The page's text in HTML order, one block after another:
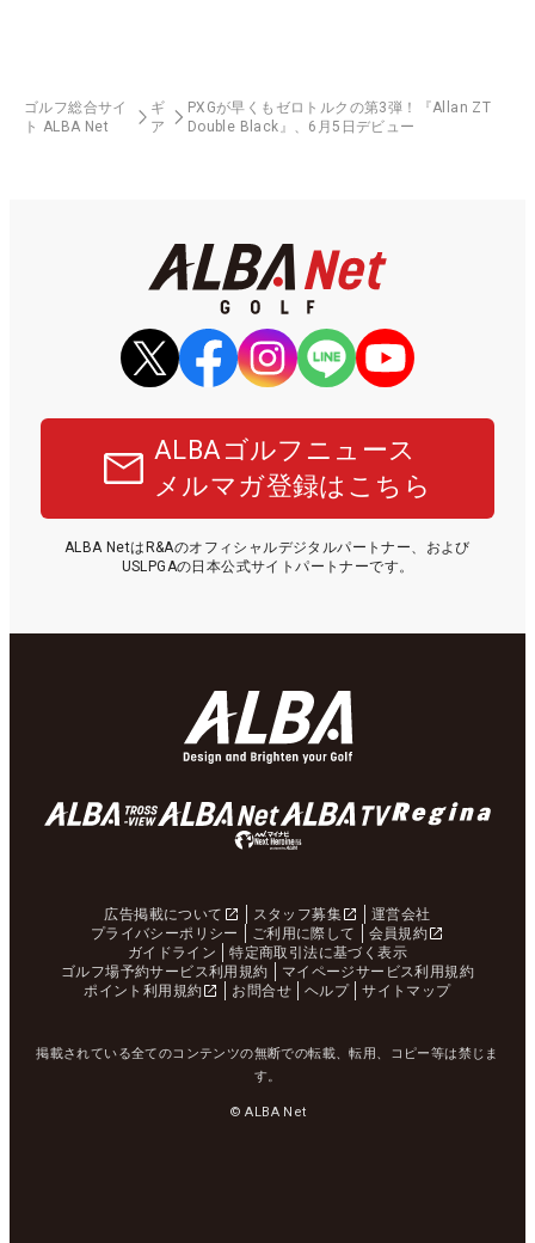
ゴルフ総合サイ
ト ALBA Net
ギ
ア
PXGが早くもゼロトルクの第3弾！『Allan ZT
Double Black』、6月5日デビュー
ALBAゴルフニュース
メルマガ登録はこちら
ALBA NetはR&Aのオフィシャルデジタルパートナー、および
USLPGAの日本公式サイトパートナーです。
広告掲載について スタッフ募集
運営会社
プライバシーポリシー
ご利用に際して
会員規約
ガイドライン
特定商取引法に基づく表示
ゴルフ場予約サービス利用規約
マイページサービス利用規約
ポイント利用規約
お問合せ ヘルプ サイトマップ
掲載されている全てのコンテンツの無断での転載、転用、コピー等は禁じま
す。
© ALBA Net